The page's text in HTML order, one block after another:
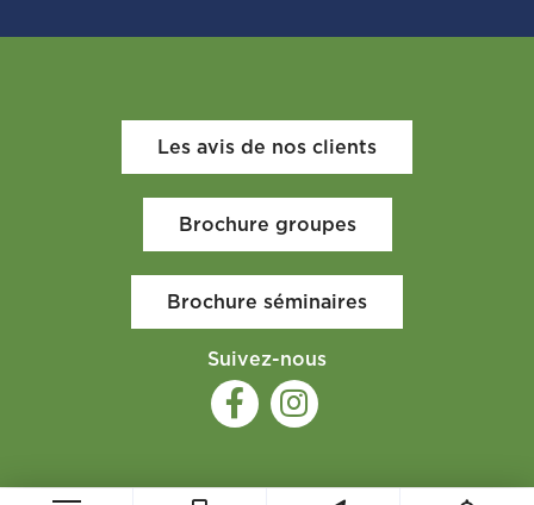
Les avis de nos clients
Brochure groupes
Brochure séminaires
Suivez-nous